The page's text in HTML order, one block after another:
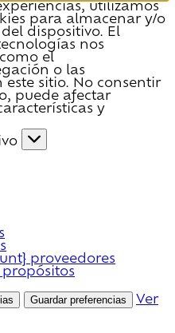
utilizamos
para almacenar y/o
dispositivo. El
nos
el
o las
sitio. No consentir
puede afectar
y
proveedores
propósitos
Guardar preferencias
Ver